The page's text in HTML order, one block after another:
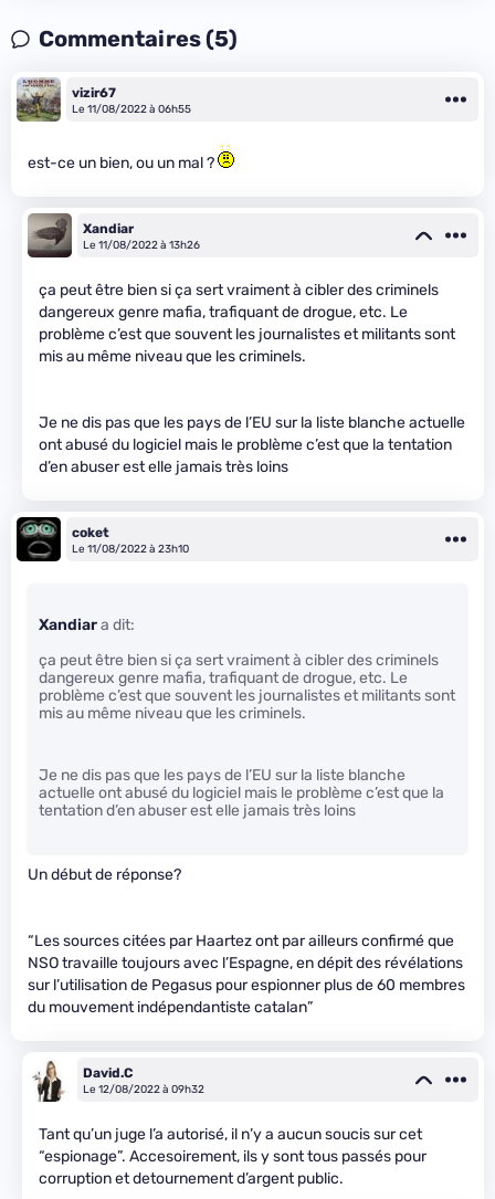
Commentaires (5)
vizir67
Le 11/08/2022 à 06h55
est-ce un bien, ou un mal ?
Xandiar
Le 11/08/2022 à 13h26
ça peut être bien si ça sert vraiment à cibler des criminels
dangereux genre mafia, trafiquant de drogue, etc. Le
problème c’est que souvent les journalistes et militants sont
mis au même niveau que les criminels.
Je ne dis pas que les pays de l’EU sur la liste blanche actuelle
ont abusé du logiciel mais le problème c’est que la tentation
d’en abuser est elle jamais très loins
coket
Le 11/08/2022 à 23h10
Xandiara dit:
ça peut être bien si ça sert vraiment à cibler des criminels
dangereux genre mafia, trafiquant de drogue, etc. Le
problème c’est que souvent les journalistes et militants sont
mis au même niveau que les criminels.
Je ne dis pas que les pays de l’EU sur la liste blanche
actuelle ont abusé du logiciel mais le problème c’est que la
tentation d’en abuser est elle jamais très loins
Un début de réponse?
“Les sources citées par Haartez ont par ailleurs confirmé que
NSO travaille toujours avec l’Espagne, en dépit des révélations
sur l’utilisation de Pegasus pour espionner plus de 60 membres
du mouvement indépendantiste catalan”
David.C
Le 12/08/2022 à 09h32
Tant qu’un juge l’a autorisé, il n’y a aucun soucis sur cet
“espionage”. Accesoirement, ils y sont tous passés pour
corruption et detournement d’argent public.